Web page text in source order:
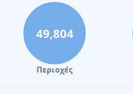
49,804
Περιοχές